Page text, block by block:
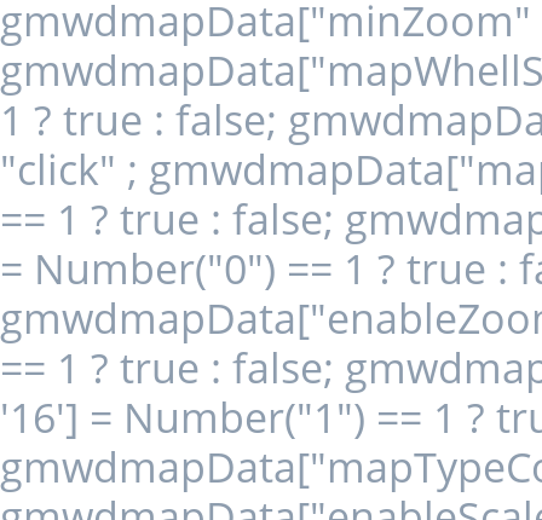
1 ? true : false;
"click" ;
== 1 ? true : false;
= Number("0") == 1 ? true :
== 1 ? true : false;
'16'] = Number("1") == 1 ?